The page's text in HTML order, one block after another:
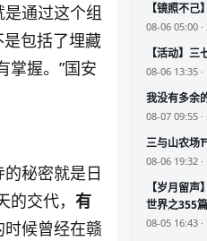
通过这个组
包括了埋藏
掌握。”国安
秘密就是日
交代， 有
时候曾经在赣
【镜照不
08-06 05:00
【活动】三
08-06 13:35
我没有多余
08-07 09:55
三与山农场
08-06 19:32
【岁月留
世界之355篇
08-05 16:43